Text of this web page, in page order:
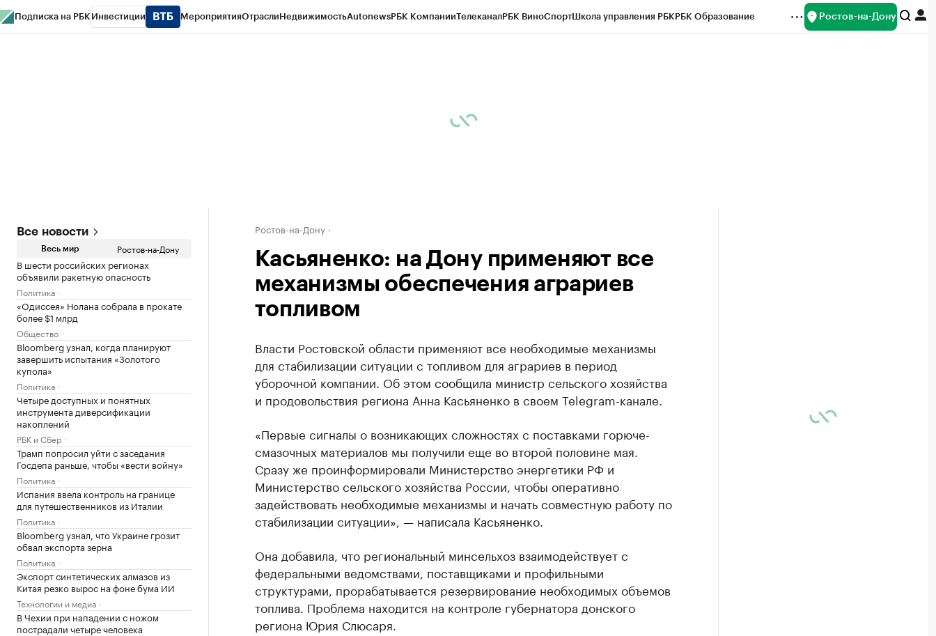
Подписка на РБК Инвестиции МероприятияОтраслиНедвижимостьAutonewsРБК КомпанииТелеканалРБК ВиноСпортШкола управления РБКРБК Образование Ростов-на-Дону
Все новости
Весь мир Ростов-на-Дону
В шести российских регионах
объявили ракетную опасность
Политика
«Одиссея» Нолана собрала в прокате
более $1 млрд
Общество
Bloomberg узнал, когда планируют
завершить испытания «Золотого
купола»
Политика
Четыре доступных и понятных
инструмента диверсификации
накоплений
РБК и Сбер
Трамп попросил уйти с заседания
Госдепа раньше, чтобы «вести войну»
Политика
Испания ввела контроль на границе
для путешественников из Италии
Политика
Bloomberg узнал, что Украине грозит
обвал экспорта зерна
Политика
Экспорт синтетических алмазов из
Китая резко вырос на фоне бума ИИ
Технологии и медиа
В Чехии при нападении с ножом
пострадали четыре человека
Ростов-на-Дону
Касьяненко: на Дону применяют все
механизмы обеспечения аграриев
топливом
Власти Ростовской области применяют все необходимые механизмы
для стабилизации ситуации с топливом для аграриев в период
уборочной компании. Об этом сообщила министр сельского хозяйства
и продовольствия региона Анна Касьяненко в своем Telegram-канале.
«Первые сигналы о возникающих сложностях с поставками горюче-
смазочных материалов мы получили еще во второй половине мая.
Сразу же проинформировали Министерство энергетики РФ и
Министерство сельского хозяйства России, чтобы оперативно
задействовать необходимые механизмы и начать совместную работу по
стабилизации ситуации», — написала Касьяненко.
Она добавила, что региональный минсельхоз взаимодействует с
федеральными ведомствами, поставщиками и профильными
структурами, прорабатывается резервирование необходимых объемов
топлива. Проблема находится на контроле губернатора донского
региона Юрия Слюсаря.